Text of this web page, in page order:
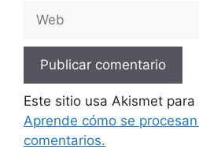
Este sitio usa Akismet
Aprende cómo se
comentarios.